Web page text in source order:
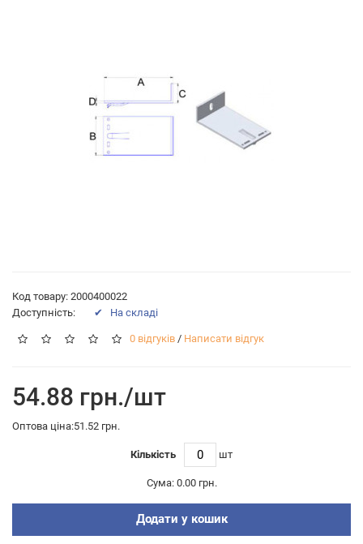
Код товару: 2000400022
Доступність:
✔ На складі
0 відгуків / Написати відгук
54.88 грн./шт
Оптова ціна:51.52 грн.
Кількість шт
Сума: 0.00 грн.
Додати у кошик